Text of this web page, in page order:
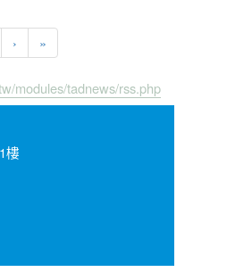
› »
modules/tadnews/rss.php
樓